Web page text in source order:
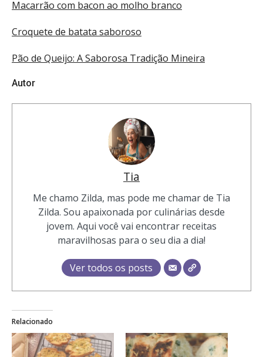
Macarrão com bacon ao molho branco
Croquete de batata saboroso
Pão de Queijo: A Saborosa Tradição Mineira
Autor
Tia
Me chamo Zilda, mas pode me chamar de Tia
Zilda. Sou apaixonada por culinárias desde
jovem. Aqui você vai encontrar receitas
maravilhosas para o seu dia a dia!
Ver todos os posts
Relacionado